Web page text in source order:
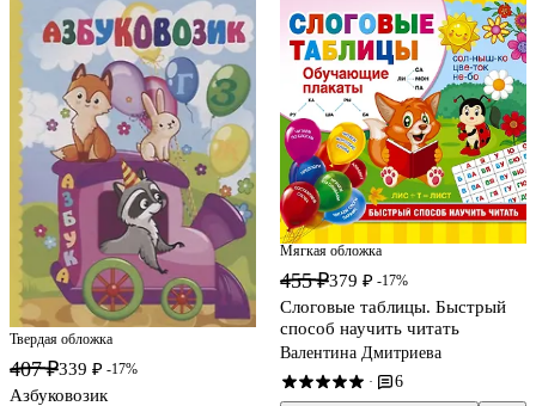
Твердая обложка
407 ₽339 ₽ -17%
Азбуковозик
Мягкая обложка
455 ₽379 ₽ -17%
Слоговые таблицы. Быстрый
способ научить читать
Валентина Дмитриева
· 6